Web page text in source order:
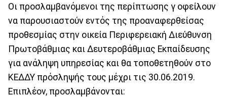
Οι προσλαμβανόμενοι της περίπτωσης γ οφείλουν
να παρουσιαστούν εντός της προαναφερθείσας
προθεσμίας στην οικεία Περιφερειακή Διεύθυνση
Πρωτοβάθμιας και Δευτεροβάθμιας Εκπαίδευσης
για ανάληψη υπηρεσίας και θα τοποθετηθούν στο
ΚΕΔΔΥ πρόσληψής τους μέχρι τις 30.06.2019.
Επιπλέον, προσλαμβάνονται: